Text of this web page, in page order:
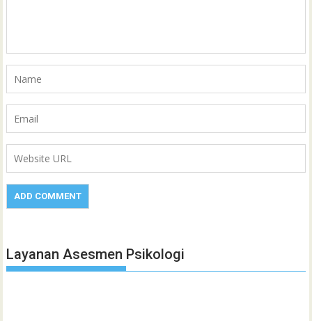
Layanan Asesmen Psikologi